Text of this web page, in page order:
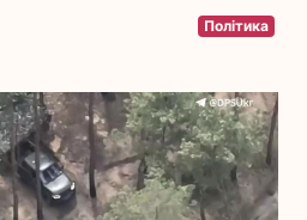
Політика